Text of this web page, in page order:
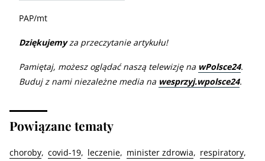
PAP/mt
Dziękujemyza przeczytanie artykułu!
Pamiętaj, możesz oglądać naszą telewizję na wPolsce24.
Buduj z nami niezależne media na wesprzyj.wpolsce24.
Powiązane tematy
choroby covid-19 leczenie minister zdrowia
respiratory